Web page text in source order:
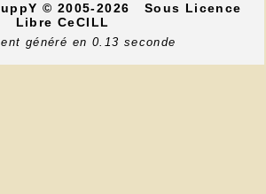
© 2005-2026
Sous Licence
Libre CeCILL
généré en 0.13 seconde